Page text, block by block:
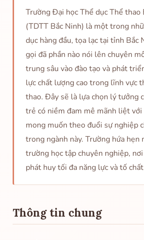
Trường Đại học Thể dục Thể thao
(TDTT Bắc Ninh) là một trong
dục hàng đầu, tọa lạc tại tỉnh Bắc
gọi đã phần nào nói lên chuyên
trung sâu vào đào tạo và phát
lực chất lượng cao trong lĩnh vực
thao. Đây sẽ là lựa chọn lý tưởng
trẻ có niềm đam mê mãnh liệt
mong muốn theo đuổi sự nghiệp
trong ngành này. Trường hứa hẹn
trường học tập chuyên nghiệp,
phát huy tối đa năng lực và tố
Thông tin chung